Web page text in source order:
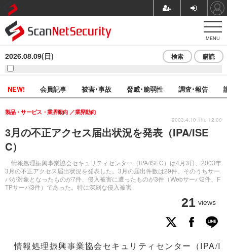
MENU
2026.08.09(日) 検索 購読
NEW! 会員記事 被害･事故 脅威･脆弱性 調査･報告
3月の不正アクセス届出状況を発表（IPA/ISE
C）
情報処理振興事業協会セキュリティセンター（IPA/ISEC）は4月3日、2003年
3月の不正アクセス届出状況を発表した。3月の届出件数は29件。そのうちサー
バが対象となったものが7件、侵入被害に遭ったものが3件（Webサーバ2件、F
TPサーバ3件）であった。特に深刻な侵入被害
製品・サービス・業界動向 業界動向
21 views
2003.4.10 Thu 12:00
情報処理振興事業協会セキュリティセンター（IPA/I